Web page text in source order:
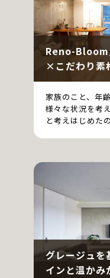
Reno-Bloom
×こだわり素
家族のこと、年
様々な状況を考
と考えはじめた
グレージュを
インと温かみ